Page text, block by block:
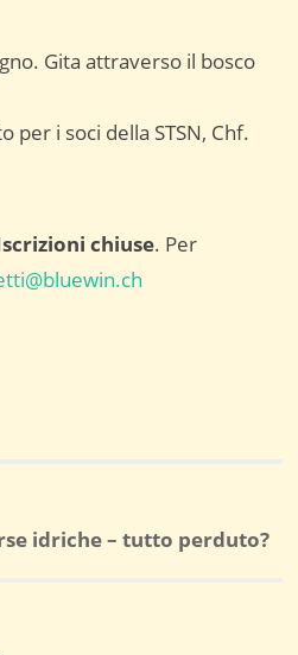
Gita attraverso il bosco
per i soci della STSN, Chf.
chiuse. Per
idriche – tutto perduto?